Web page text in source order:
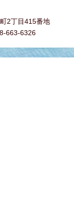
2丁目415番地
663-6326